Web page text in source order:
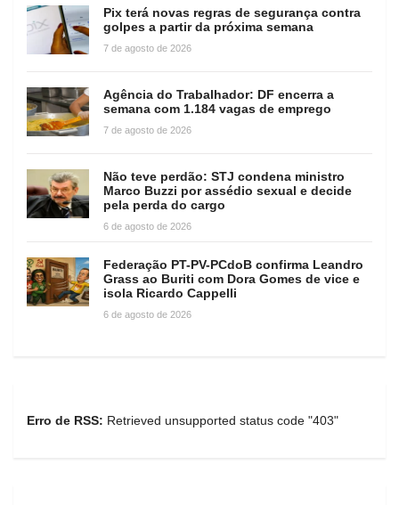
Pix terá novas regras de segurança contra
golpes a partir da próxima semana
7 de agosto de 2026
Agência do Trabalhador: DF encerra a
semana com 1.184 vagas de emprego
7 de agosto de 2026
Não teve perdão: STJ condena ministro
Marco Buzzi por assédio sexual e decide
pela perda do cargo
6 de agosto de 2026
Federação PT-PV-PCdoB confirma Leandro
Grass ao Buriti com Dora Gomes de vice e
isola Ricardo Cappelli
6 de agosto de 2026
Erro de RSS: Retrieved unsupported status code "403"